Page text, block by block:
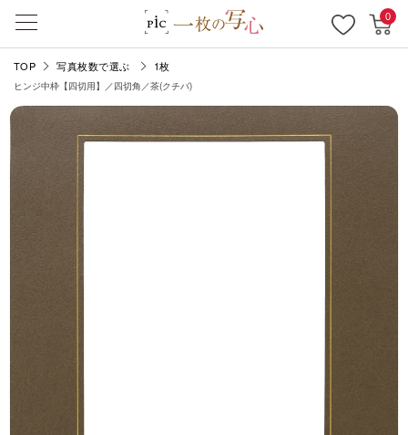
0
TOP 写真枚数で選ぶ 1枚
ヒンジ中枠【四切用】／四切角／茶(クチバ)